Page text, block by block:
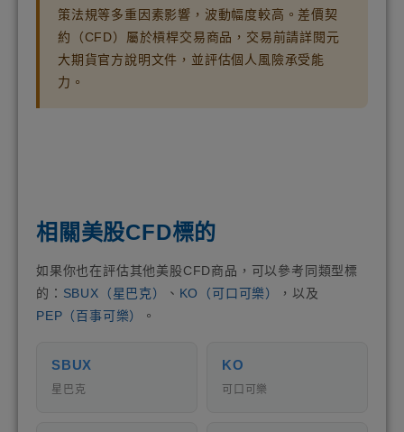
策法規等多重因素影響，波動幅度較高。差價契
約（CFD）屬於槓桿交易商品，交易前請詳閱元
大期貨官方說明文件，並評估個人風險承受能
力。
相關美股CFD標的
如果你也在評估其他美股CFD商品，可以參考同類型標
的： SBUX（星巴克） 、 KO（可口可樂）
，以及
PEP（百事可樂）
。
SBUX
星巴克
KO
可口可樂